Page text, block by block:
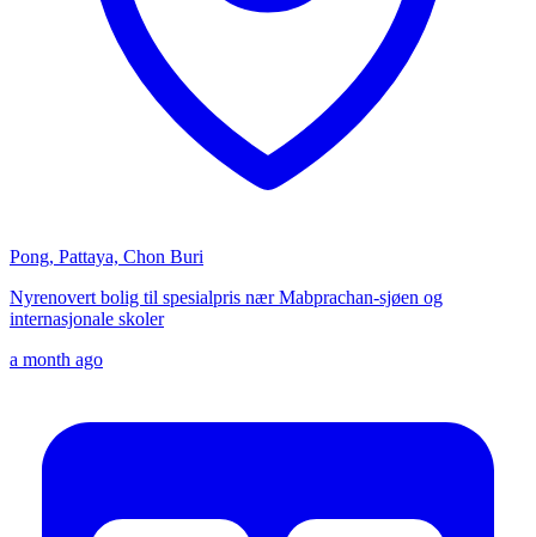
Pong, Pattaya, Chon Buri
Nyrenovert bolig til spesialpris nær Mabprachan-sjøen og
internasjonale skoler
a month ago